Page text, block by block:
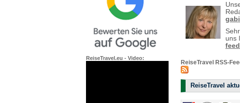
uns
ReiseTravel RSS-
ReiseTravel
ReiseTravel.eu - Video: